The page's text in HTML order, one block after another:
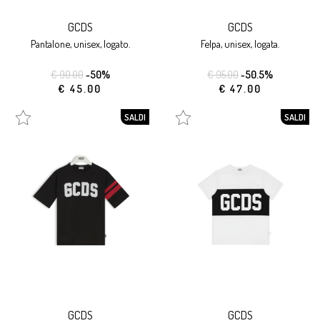
GCDS
pantalone, unisex, logato.
€ 90.00-50%
€ 45.00
GCDS
felpa, unisex, logata.
€ 95.00-50.5%
€ 47.00
SALDI
GCDS
SALDI
GCDS